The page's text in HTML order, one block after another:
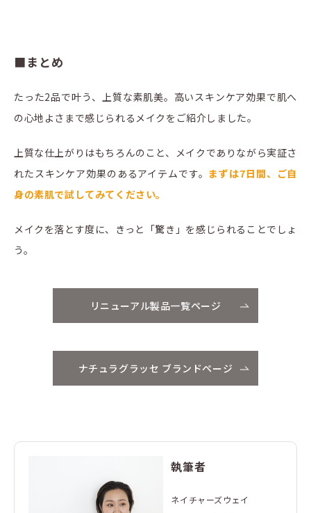
■まとめ
たった2品で叶う、上質な素肌美。高いスキンケア効果で肌へ
の心地よさまで感じられるメイクをご紹介しました。
上質な仕上がりはもちろんのこと、メイクでありながら実証さ
れたスキンケア効果のあるアイテムです。 まずは7日間、ご自
身の素肌で試してみてください。
メイクを落とす度に、きっと「驚き」を感じられることでしょ
う。
リニューアル製品一覧ページ
ナチュラグラッセ ブランドページ
執筆者
ネイチャーズウェイ